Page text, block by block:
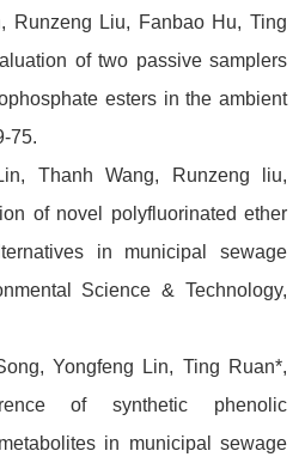
Runzeng Liu, Fanbao Hu, Ting
of two passive samplers
esters in the ambient
75.
Thanh Wang, Runzeng liu,
of novel polyfluorinated ether
in municipal sewage
Science & Technology,
Yongfeng Lin, Ting Ruan*,
of synthetic phenolic
in municipal sewage